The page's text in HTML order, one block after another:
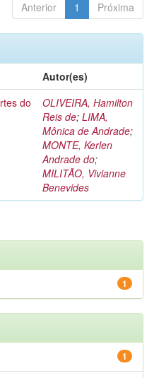
Anterior 1 Próxima
Autor(es)
do
OLIVEIRA, Hamilton
Reis de; LIMA,
Mônica de Andrade;
MONTE, Kerlen
Andrade do;
MILITÃO, Vivianne
Benevides
1
1